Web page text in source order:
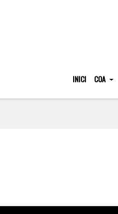
INICI COA